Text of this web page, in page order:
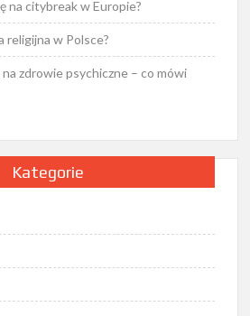
na citybreak w Europie?
religijna w Polsce?
zdrowie psychiczne – co mówi
Kategorie